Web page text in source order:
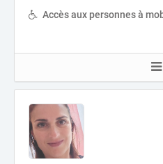
Accès aux personnes à